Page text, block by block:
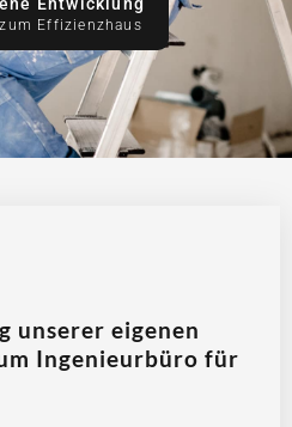
unserer eigenen
Ingenieurbüro für